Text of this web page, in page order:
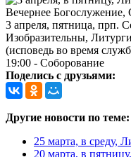
3 апреля, пятница, прп.
Изобразительны,
(исповедь во время
19:00 - Соборование
Поделись с друзьями:
Другие новости по теме:
25 марта, в среду,
20 марта, в